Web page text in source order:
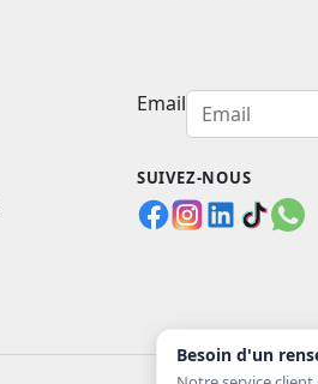
Email
SUIVEZ-NOUS
Besoin d'un